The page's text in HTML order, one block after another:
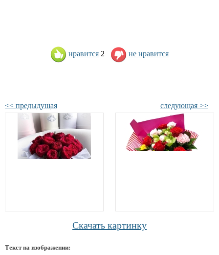
нравится 2 не нравится
<< предыдущая следующая >>
Скачать картинку
Текст на изображении: